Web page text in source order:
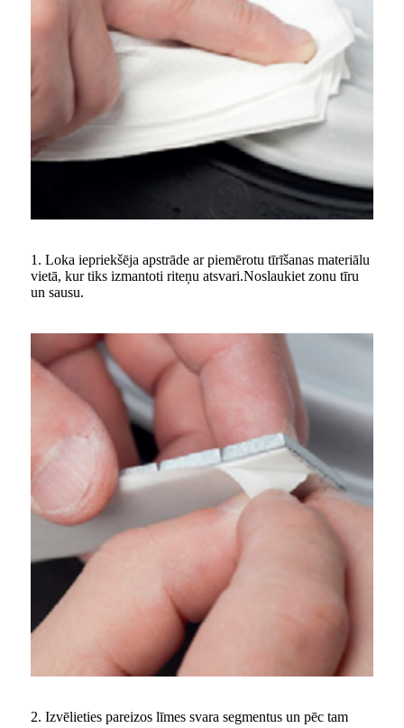
1. Loka iepriekšēja apstrāde ar piemērotu tīrīšanas materiālu
vietā, kur tiks izmantoti riteņu atsvari.Noslaukiet zonu tīru
un sausu.
2. Izvēlieties pareizos līmes svara segmentus un pēc tam